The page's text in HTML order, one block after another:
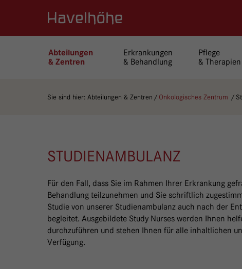
Logo Gemeinschaftskrankenhaus Havelhöhe
Abteilungen
& Zentren
Erkrankungen
& Behandlung
Pflege
& Therapien
Sie sind hier: Abteilungen & Zentren Onkologisches Zentrum
STUDIENAMBULANZ
Für den Fall, dass Sie im Rahmen Ihrer Erkrankung
Behandlung teilzunehmen und Sie schriftlich
Studie von unserer Studienambulanz auch nach der
begleitet. Ausgebildete Study Nurses werden Ihnen
durchzuführen und stehen Ihnen für alle inhaltlichen
Verfügung.